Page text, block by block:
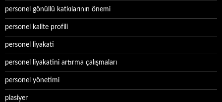
personel gönüllü katkılarının önemi
personel kalite profili
personel liyakati
personel liyakatini artırma çalışmaları
personel yönetimi
plasiyer